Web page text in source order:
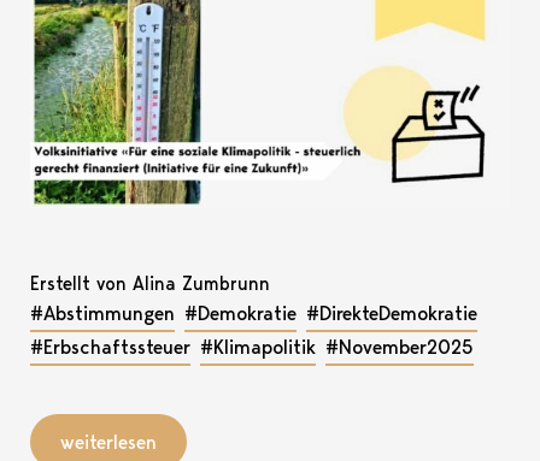
Erstellt von Alina Zumbrunn
#Abstimmungen #Demokratie #DirekteDemokratie
#Erbschaftssteuer #Klimapolitik #November2025
weiterlesen